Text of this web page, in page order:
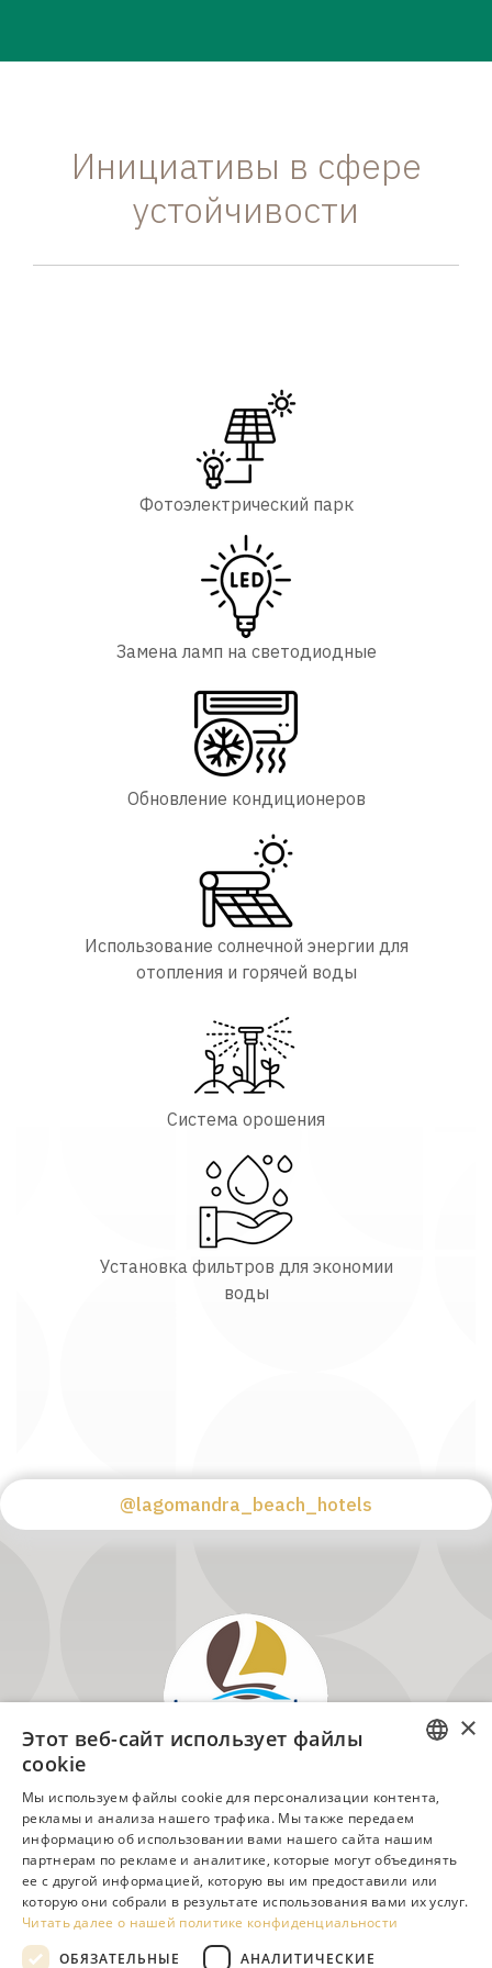
Инициативы в сфере
устойчивости
Фотоэлектрический парк
Замена ламп на светодиодные
Обновление кондиционеров
Использование солнечной энергии для
отопления и горячей воды
Система орошения
Установка фильтров для экономии
воды
@lagomandra_beach_hotels
Лагомандра, Ситония, Халкидики, Греция, почтовый
индекс 63088
Тел. +30 23750 72217 – 8, 23750 72226 – 7
Эл. почта: info@lagomandra.gr
GREEK
DUTCH
RUSSIAN
×
Этот веб-сайт использует файлы
cookie
Мы используем файлы cookie для персонализации контента,
рекламы и анализа нашего трафика. Мы также передаем
информацию об использовании вами нашего сайта нашим
партнерам по рекламе и аналитике, которые могут объединять
ее с другой информацией, которую вы им предоставили или
которую они собрали в результате использования вами их услуг.
Читать далее о нашей политике конфиденциальности
ОБЯЗАТЕЛЬНЫЕ
АНАЛИТИЧЕСКИЕ